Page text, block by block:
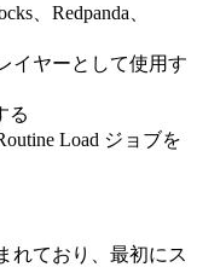
、Redpanda、
イヤーとして使用す
る
Load ジョブを
れており、最初にス